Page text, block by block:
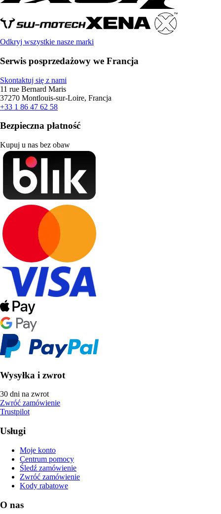
Odkryj wszystkie nasze marki
Serwis posprzedażowy we Francja
Skontaktuj się z nami
11 rue Bernard Maris
37270 Montlouis-sur-Loire, Francja
+33 1 86 47 62 58
Bezpieczna płatność
Kupuj u nas bez obaw
Wysyłka i zwrot
30 dni na zwrot
Zwróć zamówienie
Trustpilot
Usługi
Moje konto
Centrum pomocy
Śledź zamówienie
Zwróć zamówienie
Kody rabatowe
O nas